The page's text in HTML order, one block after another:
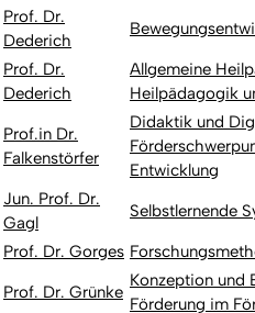
Prof. Dr.
Dederich
Prof. Dr.
Dederich
Allgemeine
Heilpädagogik
Prof.in Dr.
Falkenstörfer
Didaktik und
Entwicklung
Jun. Prof. Dr.
Gagl
Selbstlernende
Prof. Dr. Gorges
Prof. Dr. Grünke
Konzeption und
Förderung im